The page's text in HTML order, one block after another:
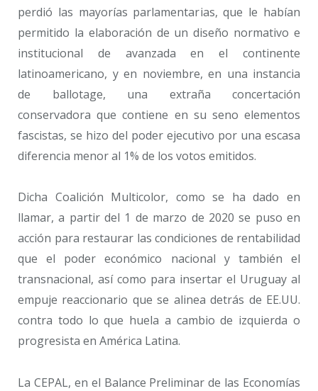
perdió las mayorías parlamentarias, que le habían
permitido la elaboración de un diseño normativo e
institucional de avanzada en el continente
latinoamericano, y en noviembre, en una instancia
de ballotage, una extraña concertación
conservadora que contiene en su seno elementos
fascistas, se hizo del poder ejecutivo por una escasa
diferencia menor al 1% de los votos emitidos.
Dicha Coalición Multicolor, como se ha dado en
llamar, a partir del 1 de marzo de 2020 se puso en
acción para restaurar las condiciones de rentabilidad
que el poder económico nacional y también el
transnacional, así como para insertar el Uruguay al
empuje reaccionario que se alinea detrás de EE.UU.
contra todo lo que huela a cambio de izquierda o
progresista en América Latina.
La CEPAL, en el Balance Preliminar de las Economías